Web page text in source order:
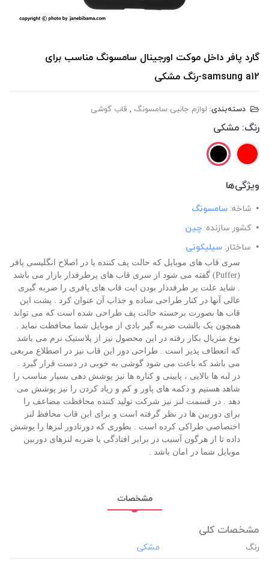
گارد پافر داخل موکت اورجینال سامسونگ مناسب برای
samsung a12-رنگ مشکی
دسته‌بندی: لوازم جانبی سامسونگ , قاب گوشی
رنگ: مشکی
ویژگی‌ها
شاخه: سامسونگ
کشور سازنده: چین
ساختار: سیلیکونی
سری قاب های موبایل که حالت پف کننده یا در اصلاح انگلیسی پافر
(Puffer) گفته می شود از سری قاب های پرطرفدار بازار می باشد
. شاید علت پر طرفدذار بودن ایت قاب های پافری را ضربه گیری
عالی آنها در کنار طراحی ساده و جذاب آن عنوان کرد . پشت این
قاب ها بصورت برجسته حالت پف طراحی شده است که می تواند
همچون یک بالشت ضربه گیر بادی از موبایل شما محافظت نماید .
نوع متریال بکار رفته در این محصول نیز از پلاستیک نرم می باشد
که انعطاف پذیر است . طراحی دور این قاب نیز در اصطلاع مربعی
می باشد که باعث می شود گوشی به خوبی در دست قرار گیرد .
در لبه ها بالایی ، پایینی و کناره ها نیز پوشش دهی بسیار مناسب را
شاهد هستیم و دکمه های پاور و کم و زیاد کردن را نیز پوشش می
دهد . در قسمت لنز نیز شرکت تولید کننده محافظت مضاعف را
برای دوربین ها در نظر گرفته است و برای این قاب محافظ لنز
اختصاصی طراکی کرده است . بطوری که دورتادور لنزها را پوشش
داده تا از هرگون آسیب در برابر افتادگی یا ضربه لنزهای دوربین
موبایل شما در امان باشد .
مشخصات
مشخصات کلی
رنگ